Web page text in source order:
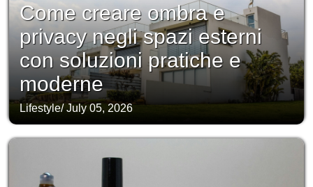
Come creare ombra e
privacy negli spazi esterni
con soluzioni pratiche e
moderne
Lifestyle/July 05, 2026